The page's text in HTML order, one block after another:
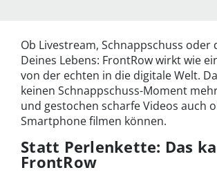
Ob Livestream, Schnappschuss oder
Deines Lebens: FrontRow wirkt wie
von der echten in die digitale Welt.
keinen Schnappschuss-Moment
und gestochen scharfe Videos auch
Smartphone filmen können.
Statt Perlenkette: Das
FrontRow